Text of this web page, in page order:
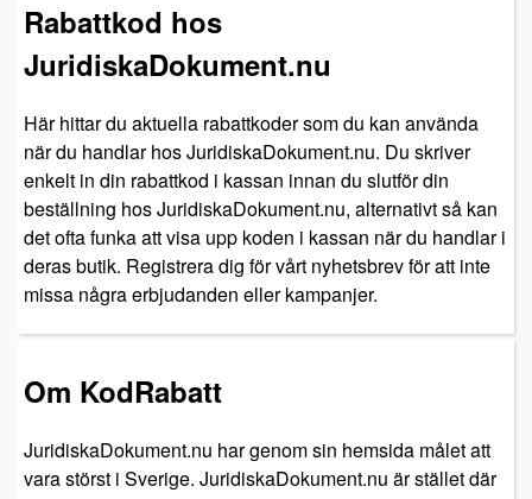
Rabattkod hos
JuridiskaDokument.nu
Här hittar du aktuella rabattkoder som du kan använda
när du handlar hos JuridiskaDokument.nu. Du skriver
enkelt in din rabattkod i kassan innan du slutför din
beställning hos JuridiskaDokument.nu, alternativt så kan
det ofta funka att visa upp koden i kassan när du handlar i
deras butik. Registrera dig för vårt nyhetsbrev för att inte
missa några erbjudanden eller kampanjer.
Om KodRabatt
JuridiskaDokument.nu har genom sin hemsida målet att
vara störst i Sverige. JuridiskaDokument.nu är stället där